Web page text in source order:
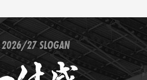
2026/27 SLOGAN